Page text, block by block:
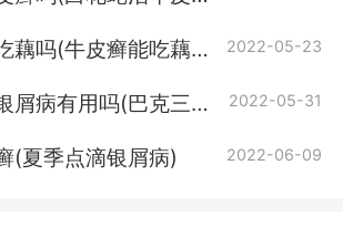
藕吗(牛皮癣能吃藕
2022-05-23
屑病有用吗(巴克三件
2022-05-31
(夏季点滴银屑病) 2022-06-09